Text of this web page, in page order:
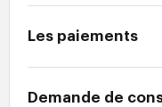
Les paiements
Demande de